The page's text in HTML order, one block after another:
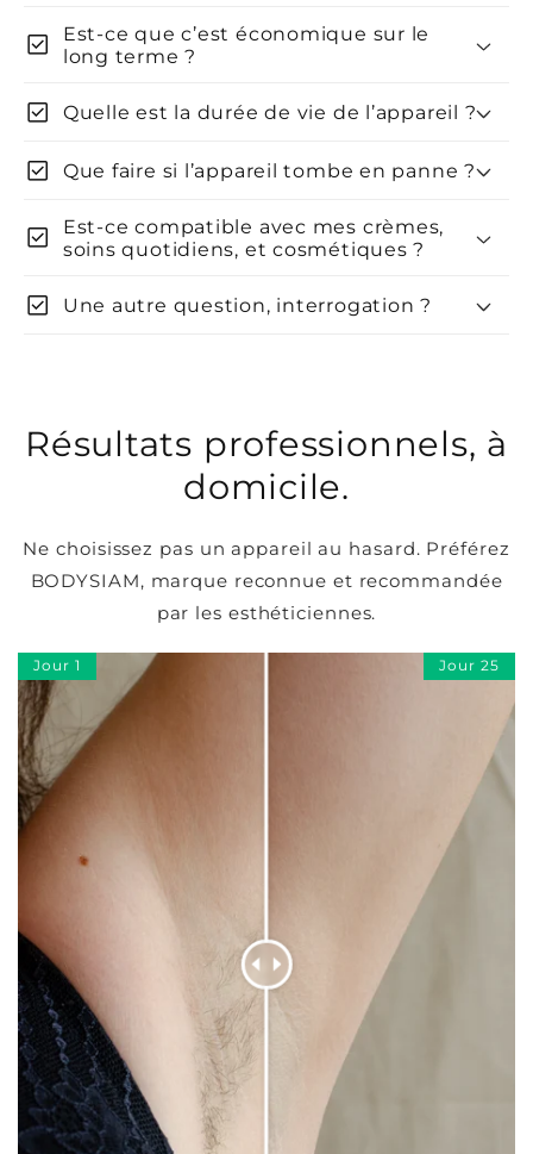
ECONOMIES
POUR TOUT LE CORPS :
check_box
Est-ce que c’est économique sur le
long terme ?
check_box Quelle est la durée de vie de l’appareil ?
check_box Que faire si l’appareil tombe en panne ?
check_box
Est-ce compatible avec mes crèmes,
soins quotidiens, et cosmétiques ?
check_box Une autre question, interrogation ?
Résultats professionnels, à
domicile.
Ne choisissez pas un appareil au hasard. Préférez
BODYSIAM, marque reconnue et recommandée
par les esthéticiennes.
Jour 1 Jour 25